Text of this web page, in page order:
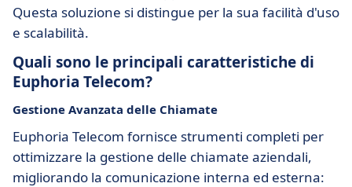
Questa soluzione si distingue per la sua facilità d'uso
e scalabilità.
Quali sono le principali caratteristiche di
Euphoria Telecom?
Gestione Avanzata delle Chiamate
Euphoria Telecom fornisce strumenti completi per
ottimizzare la gestione delle chiamate aziendali,
migliorando la comunicazione interna ed esterna: